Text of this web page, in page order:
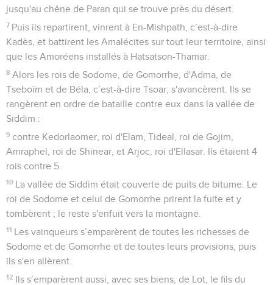
jusqu'au chêne de Paran qui se trouve près du désert.
7 Puis ils repartirent, vinrent à En-Mishpath, c’est-à-dire
Kadès, et battirent les Amalécites sur tout leur territoire, ainsi
que les Amoréens installés à Hatsatson-Thamar.
8 Alors les rois de Sodome, de Gomorrhe, d'Adma, de
Tseboïm et de Béla, c’est-à-dire Tsoar, s'avancèrent. Ils se
rangèrent en ordre de bataille contre eux dans la vallée de
Siddim :
9 contre Kedorlaomer, roi d'Elam, Tideal, roi de Gojim,
Amraphel, roi de Shinear, et Arjoc, roi d'Ellasar. Ils étaient 4
rois contre 5.
10 La vallée de Siddim était couverte de puits de bitume. Le
roi de Sodome et celui de Gomorrhe prirent la fuite et y
tombèrent ; le reste s'enfuit vers la montagne.
11 Les vainqueurs s’emparèrent de toutes les richesses de
Sodome et de Gomorrhe et de toutes leurs provisions, puis
ils s'en allèrent.
12 Ils s’emparèrent aussi, avec ses biens, de Lot, le fils du